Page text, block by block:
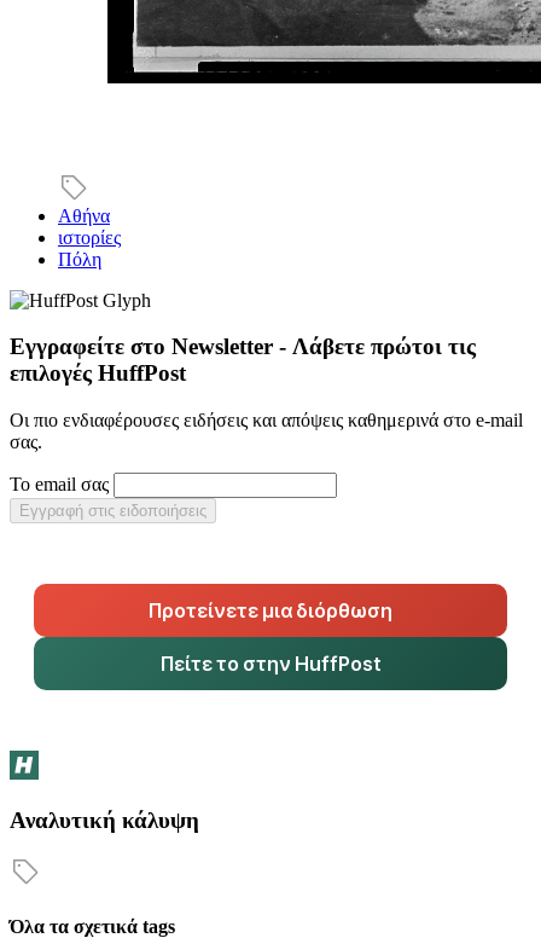
Αθήνα
ιστορίες
Πόλη
Εγγραφείτε στο Newsletter - Λάβετε πρώτοι τις
επιλογές HuffPost
Οι πιο ενδιαφέρουσες ειδήσεις και απόψεις καθημερινά στο e-mail
σας.
Το email σας
Εγγραφή στις ειδοποιήσεις
Προτείνετε μια διόρθωση
Πείτε το στην HuffPost
Αναλυτική κάλυψη
Όλα τα σχετικά tags